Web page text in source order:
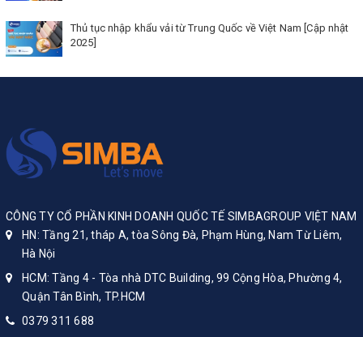
Thủ tục nhập khẩu vải từ Trung Quốc về Việt Nam [Cập nhật
2025]
CÔNG TY CỔ PHẦN KINH DOANH QUỐC TẾ SIMBAGROUP VIỆT NAM
HN: Tầng 21, tháp A, tòa Sông Đà, Phạm Hùng, Nam Từ Liêm,
Hà Nội
HCM: Tầng 4 - Tòa nhà DTC Building, 99 Cộng Hòa, Phường 4,
Quận Tân Bình, TP.HCM
0379 311 688